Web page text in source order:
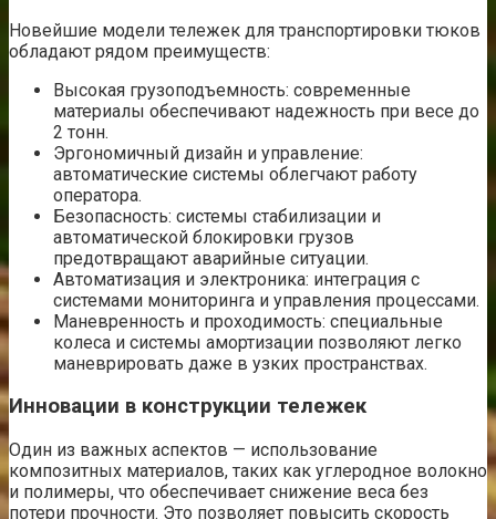
Новейшие модели тележек для транспортировки тюков
обладают рядом преимуществ:
Высокая грузоподъемность: современные
материалы обеспечивают надежность при весе до
2 тонн.
Эргономичный дизайн и управление:
автоматические системы облегчают работу
оператора.
Безопасность: системы стабилизации и
автоматической блокировки грузов
предотвращают аварийные ситуации.
Автоматизация и электроника: интеграция с
системами мониторинга и управления процессами.
Маневренность и проходимость: специальные
колеса и системы амортизации позволяют легко
маневрировать даже в узких пространствах.
Инновации в конструкции тележек
Один из важных аспектов — использование
композитных материалов, таких как углеродное волокно
и полимеры, что обеспечивает снижение веса без
потери прочности. Это позволяет повысить скорость